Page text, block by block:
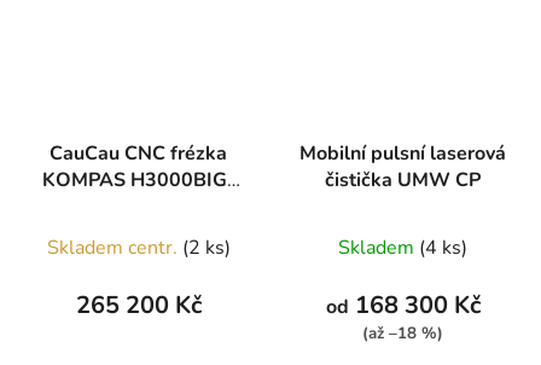
CauCau CNC frézka
KOMPAS H3000BIG-
Skladem centr. (2 ks)
265 200 Kč
Mobilní pulsní laserová
čistička UMW CP
Skladem (4 ks)
od 168 300 Kč
(až –18 %)